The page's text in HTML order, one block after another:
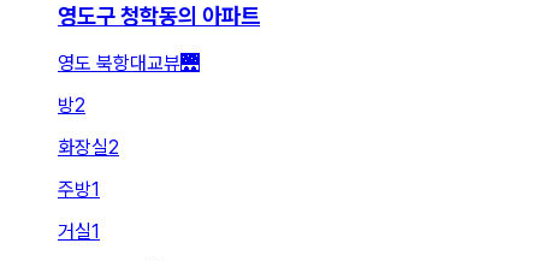
영도구 청학동의 아파트
영도 북항대교뷰🌉
방2
화장실2
주방1
거실1